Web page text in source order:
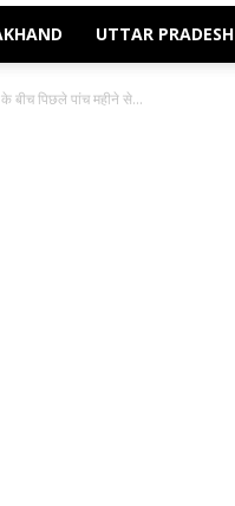
UTTAR PRADESH
के बीच पिछले पांच महीने से...